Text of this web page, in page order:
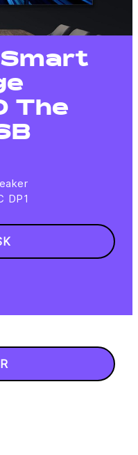
Smart
The
DP1